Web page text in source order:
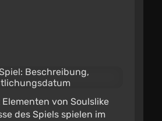
von Soulslike
des Spiels spielen im